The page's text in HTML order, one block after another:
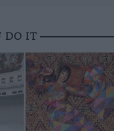
DO IT